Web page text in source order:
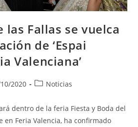
las Fallas se vuelca
de ‘Espai
Valenciana’
2020 Noticias
dentro de la feria Fiesta y Boda del
en Feria Valencia, ha confirmado